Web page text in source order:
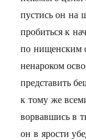
пустись он на
пробиться к
по нищенским
ненароком
представить
к тому же
ворвавшись в
он в ярости